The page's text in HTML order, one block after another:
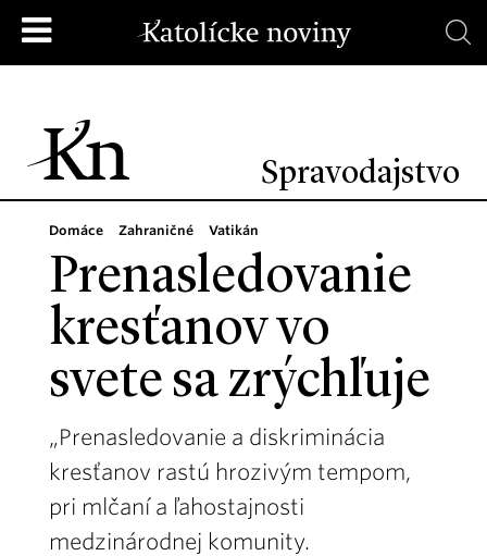
Spravodajstvo
Domáce Zahraničné Vatikán
Prenasledovanie
kresťanov vo
svete sa zrýchľuje
„Prenasledovanie a diskriminácia
kresťanov rastú hrozivým tempom,
pri mlčaní a ľahostajnosti
medzinárodnej komunity.